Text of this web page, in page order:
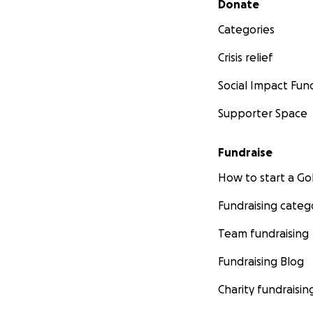
Donate
Categories
Crisis relief
Social Impact
Supporter Space
Fundraise
How to start a
Fundraising
Team fundraising
Fundraising Blog
Charity